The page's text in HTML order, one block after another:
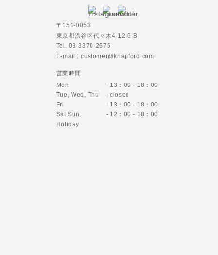
〒151-0053
東京都渋谷区代々木4-12-6 B
Tel. 03-3370-2675
E-mail : customer@knapford.com
営業時間
Mon
- 13：00 - 18：00
Tue, Wed, Thu
- closed
Fri
- 13：00 - 18：00
Sat,Sun,
Holiday
- 12：00 - 18：00